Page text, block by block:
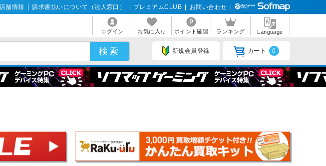
店舗情報 請求書払いについて（法人窓口） プレミアムCLUB お問い合わせ
ログイン お気に入り ポイント確認 ランキング Language
新規会員登録 カート 0